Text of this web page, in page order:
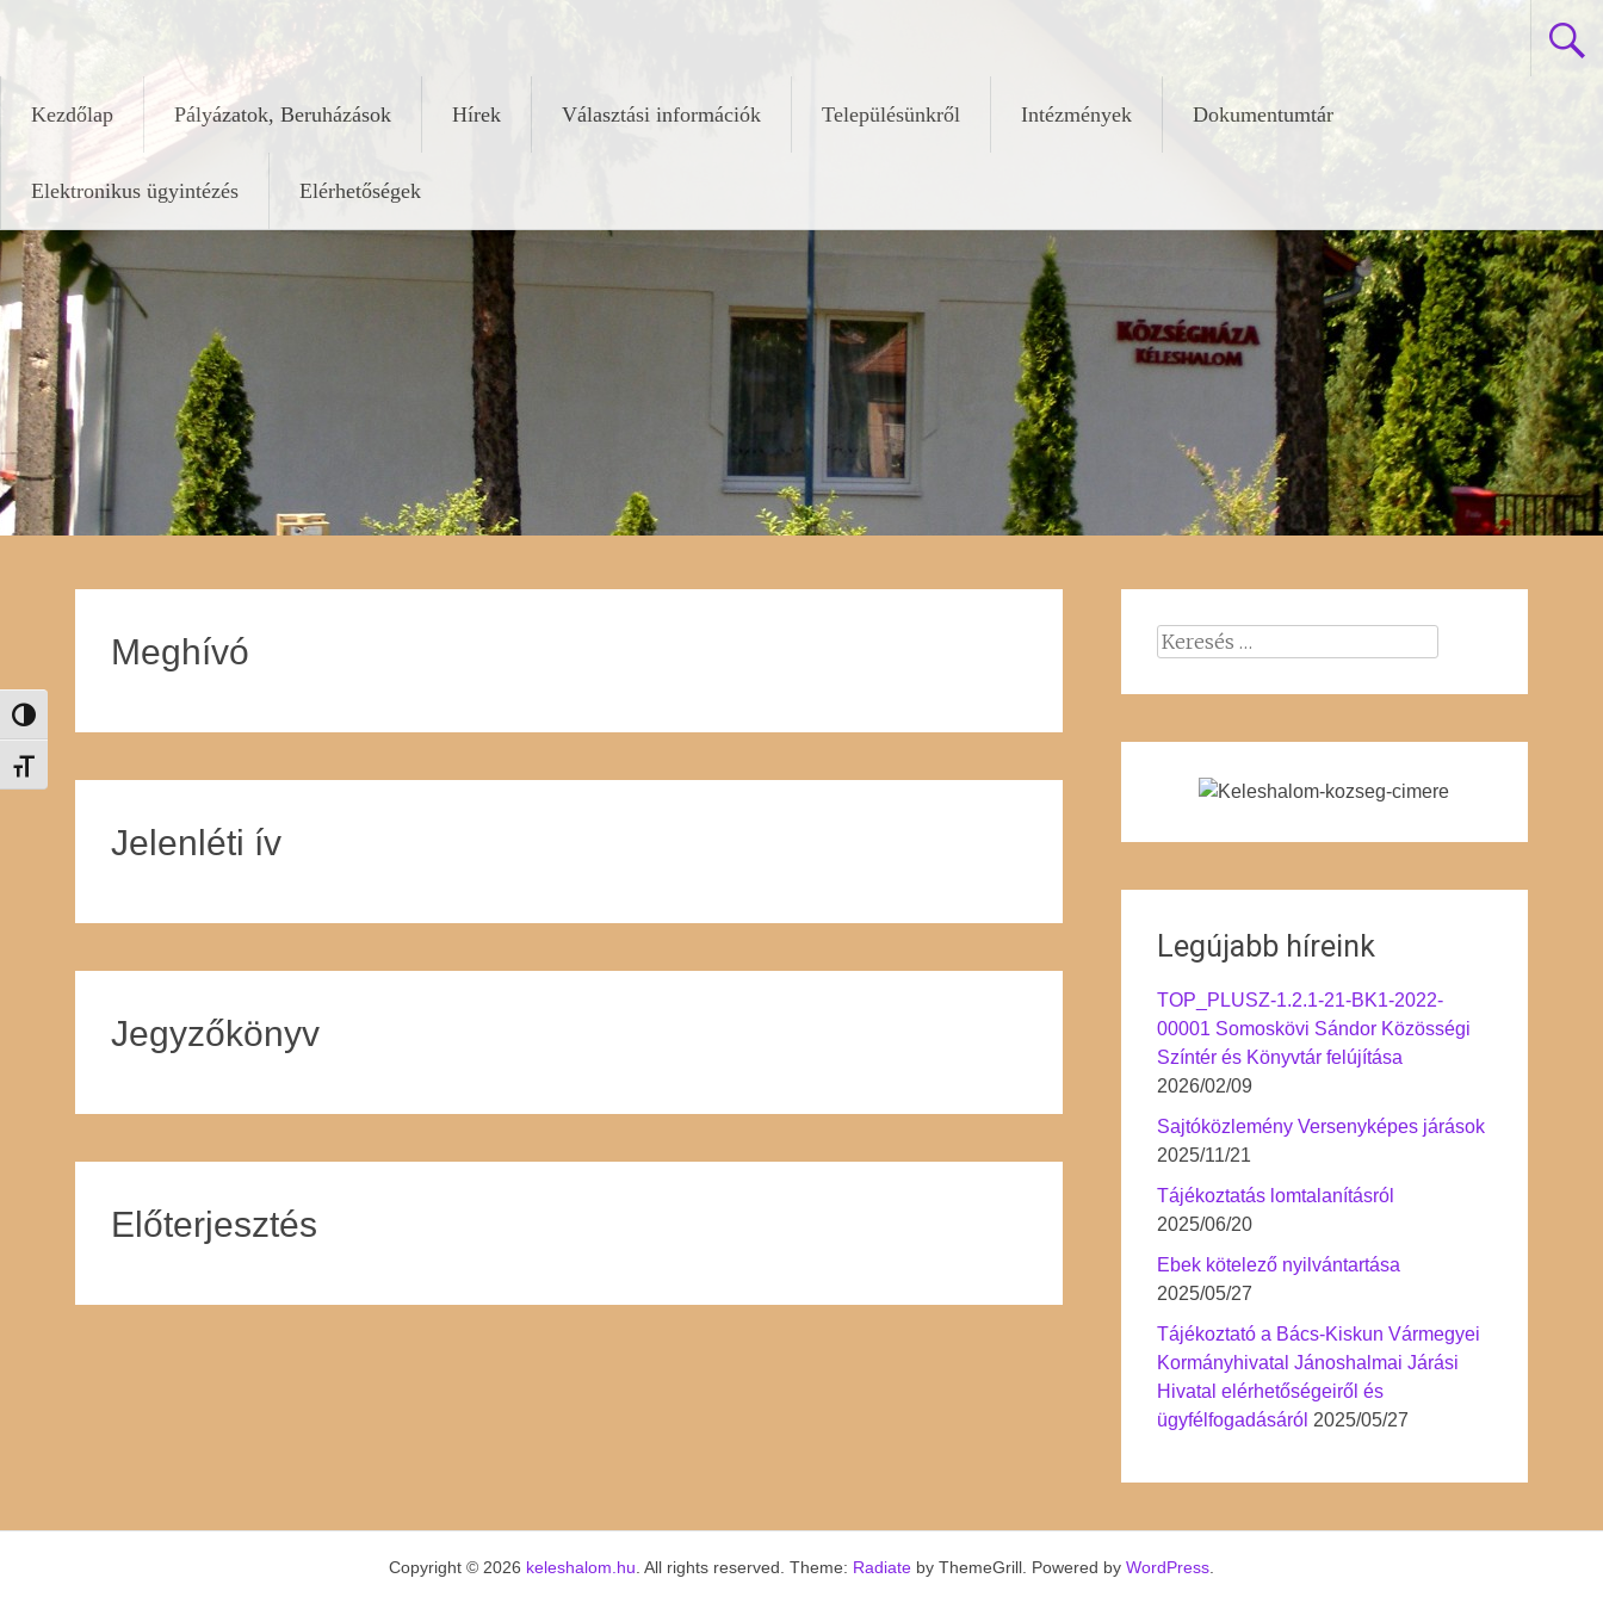
Nagy kontraszt váltása
Betűméret váltása
Kezdőlap Pályázatok, Beruházások Hírek Választási információk Településünkről Intézmények Dokumentumtár
Elektronikus ügyintézés Elérhetőségek
Meghívó
Jelenléti ív
Jegyzőkönyv
Előterjesztés
Keresés:
Legújabb híreink
TOP_PLUSZ-1.2.1-21-BK1-2022-
00001 Somoskövi Sándor Közösségi
Színtér és Könyvtár felújítása
2026/02/09
Sajtóközlemény Versenyképes járások
2025/11/21
Tájékoztatás lomtalanításról
2025/06/20
Ebek kötelező nyilvántartása
2025/05/27
Tájékoztató a Bács-Kiskun Vármegyei
Kormányhivatal Jánoshalmai Járási
Hivatal elérhetőségeiről és
ügyfélfogadásáról 2025/05/27
Copyright © 2026 keleshalom.hu . All rights reserved. Theme: Radiate by ThemeGrill. Powered by WordPress